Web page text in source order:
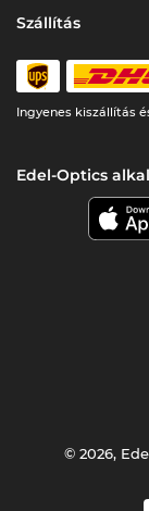
Szállítás
Ingyenes kiszállítás
Edel-Optics
© 2026,